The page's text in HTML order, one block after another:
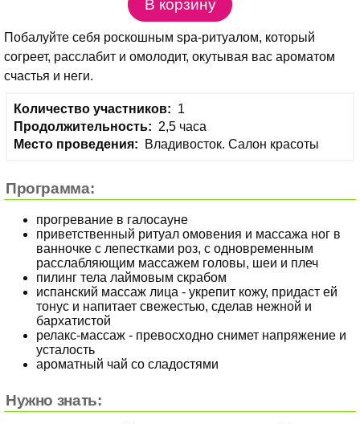
Побалуйте себя роскошным spa-ритуалом, который
согреет, расслабит и омолодит, окутывая вас ароматом
счастья и неги.
Количество участников: 1
Продолжительность: 2,5 часа
Место проведения:
Владивосток. Салон красоты
Программа:
прогревание в галосауне
приветственный ритуал омовения и массажа ног в
ванночке с лепестками роз, с одновременным
расслабляющим массажем головы, шеи и плеч
пилинг тела лаймовым скрабом
испанский массаж лица - укрепит кожу, придаст ей
тонус и напитает свежестью, сделав нежной и
бархатистой
релакс-массаж - превосходно снимет напряжение и
усталость
ароматный чай со сладостями
Нужно знать: